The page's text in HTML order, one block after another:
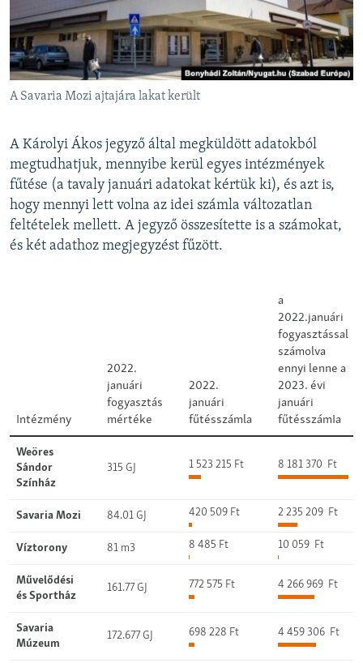
A Savaria Mozi ajtajára lakat került
A Károlyi Ákos jegyző által megküldött adatokból
megtudhatjuk, mennyibe kerül egyes intézmények
fűtése (a tavaly januári adatokat kértük ki), és azt is,
hogy mennyi lett volna az idei számla változatlan
feltételek mellett. A jegyző összesítette is a számokat,
és két adathoz megjegyzést fűzött.